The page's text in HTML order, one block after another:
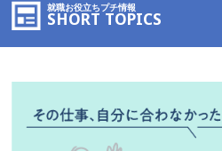
就職お役立ちプチ情報
SHORT TOPICS